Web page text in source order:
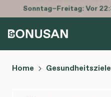
Home Gesundheitsziele